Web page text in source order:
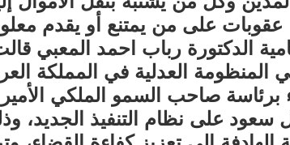
عقوبات على من يمتنع أو يقدم
الدكتورة رباب احمد المعبي
المنظومة العدلية في المملكة
برئاسة صاحب السمو الملكي
آل سعود على نظام التنفيذ